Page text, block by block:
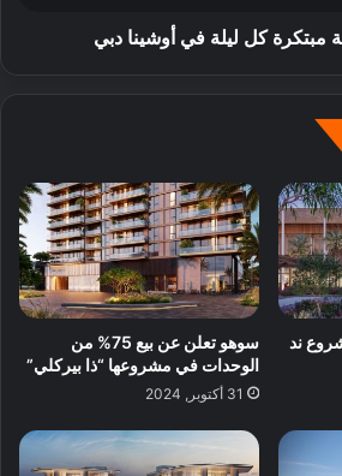
كل ليلة في أوشينا دبي
ند
سوهو تعلن عن بيع 75% من
الوحدات في مشروعها “ذا بيركلي”
31 أكتوبر, 2024